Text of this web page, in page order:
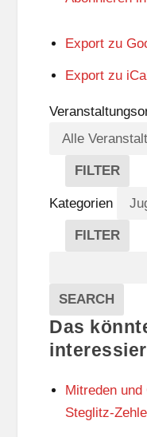
Export zu
Export zu iCal
FILTER
V
E
R
A
A
L
T
U
S
O
Kategorien
FILTER
E
G
O
R
N
Veranstaltungen
SEARCH
Das
Mitreden
Steglitz-